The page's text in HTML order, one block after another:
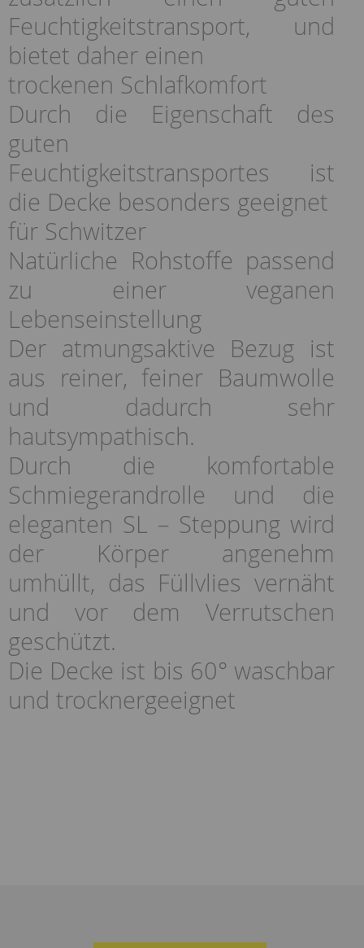
Feuchtigkeitstransport, und
bietet daher einen
trockenen Schlafkomfort
Durch die Eigenschaft des
guten
Feuchtigkeitstransportes ist
die Decke besonders geeignet
für Schwitzer
Natürliche Rohstoffe passend
zu einer veganen
Lebenseinstellung
Der atmungsaktive Bezug ist
aus reiner, feiner Baumwolle
und dadurch sehr
hautsympathisch.
Durch die komfortable
Schmiegerandrolle und die
eleganten SL – Steppung wird
der Körper angenehm
umhüllt, das Füllvlies vernäht
und vor dem Verrutschen
geschützt.
Die Decke ist bis 60° waschbar
und trocknergeeignet